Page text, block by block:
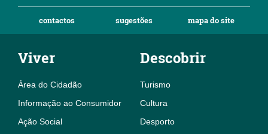
contactos sugestões mapa do site
Viver
Área do Cidadão
Informação ao Consumidor
Ação Social
Descobrir
Turismo
Cultura
Desporto